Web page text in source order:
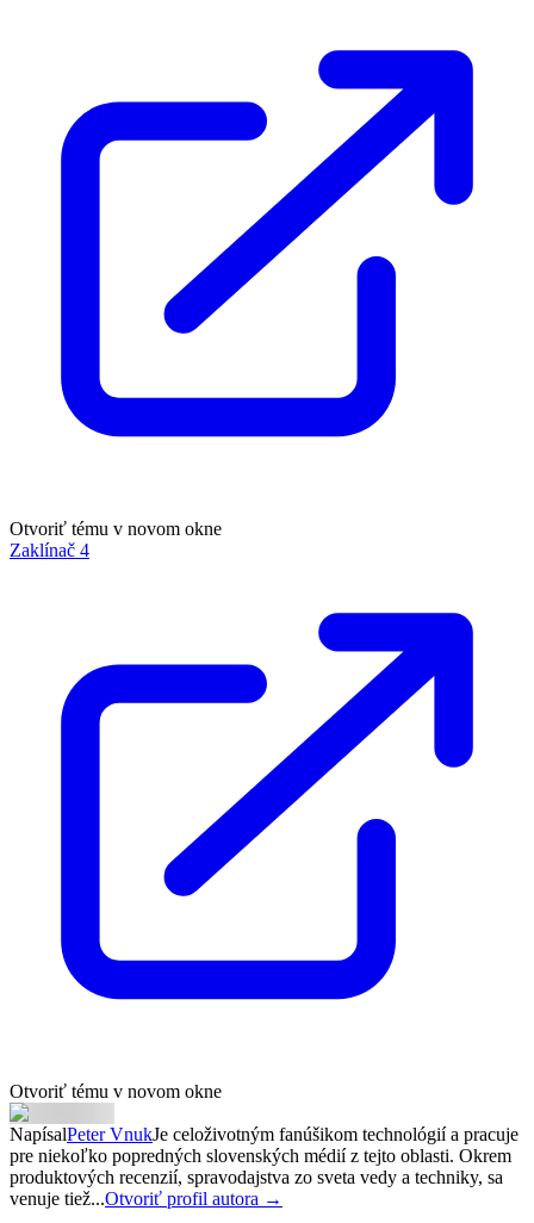
Otvoriť tému v novom okne
Zaklínač 4
Otvoriť tému v novom okne
NapísalPeter VnukJe celoživotným fanúšikom technológií a pracuje
pre niekoľko popredných slovenských médií z tejto oblasti. Okrem
produktových recenzií, spravodajstva zo sveta vedy a techniky, sa
venuje tiež...Otvoriť profil autora →